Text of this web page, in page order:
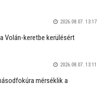
2026.08.07. 13:17
Volán-keretbe kerülésért
2026.08.07. 13:11
mérséklik a